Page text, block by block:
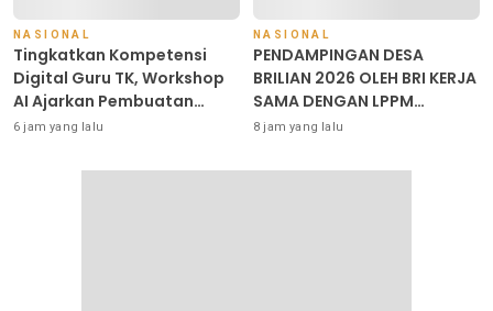
NASIONAL
Tingkatkan Kompetensi
Digital Guru TK, Workshop
AI Ajarkan Pembuatan
Media Ajar Berbasis
6 jam yang lalu
NASIONAL
PENDAMPINGAN DESA
BRILIAN 2026 OLEH BRI KERJA
SAMA DENGAN LPPM
UNIVERSITAS JENDERAL
8 jam yang lalu